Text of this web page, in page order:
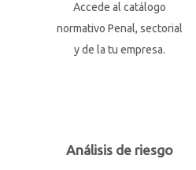
Accede al catálogo
normativo Penal, sectorial
y de la tu empresa.
Análisis de riesgo